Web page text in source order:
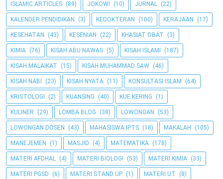
ISLAMIC ARTICLES (89) JOKOWI (10) JURNAL (22)
KALENDER PENDIDIKAN (3) KEDOKTERAN (100) KERAJAAN (17)
KESEHATAN (43) KESENIAN (22) KHASIAT OBAT (3)
KIMIA (76) KISAH ABU NAWAS (5) KISAH ISLAMI (187)
KISAH MALAIKAT (15) KISAH MUHAMMAD SAW (46)
KISAH NABI (23) KISAH NYATA (11) KONSULTASI ISLAM (64)
KRISTOLOGI (2) KUANSING (40) KUE KERING (1)
KULINER (29) LOMBA BLOG (38) LOWONGAN (53)
LOWONGAN DOSEN (43) MAHASISWA IPTS (18) MAKALAH (105)
MANEJEMEN (1) MASJID (4) MATEMATIKA (178)
MATERI AFDHAL (4) MATERI BIOLOGI (53) MATERI KIMIA (33)
MATERI PGSD (6) MATERI STAND UP (1) MATERI UT (8)